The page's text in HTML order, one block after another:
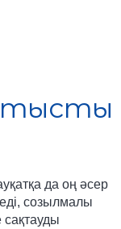
да оң әсер
созылмалы